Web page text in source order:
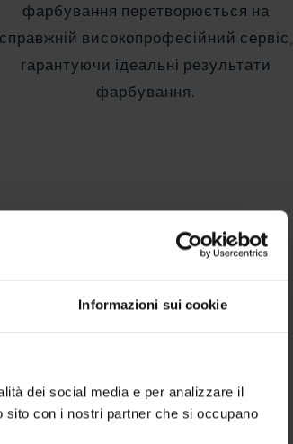
Informazioni sui cookie
dei social media e per analizzare il
con i nostri partner che si occupano
фарбування перетворюється на
справжній високопрофесійний сервіс,
гарантуючи ідеальні результати
фарбування.